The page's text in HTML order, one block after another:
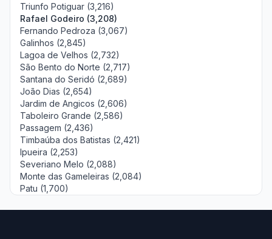
Triunfo Potiguar (3,216)
Rafael Godeiro (3,208)
Fernando Pedroza (3,067)
Galinhos (2,845)
Lagoa de Velhos (2,732)
São Bento do Norte (2,717)
Santana do Seridó (2,689)
João Dias (2,654)
Jardim de Angicos (2,606)
Taboleiro Grande (2,586)
Passagem (2,436)
Timbaúba dos Batistas (2,421)
Ipueira (2,253)
Severiano Melo (2,088)
Monte das Gameleiras (2,084)
Patu (1,700)